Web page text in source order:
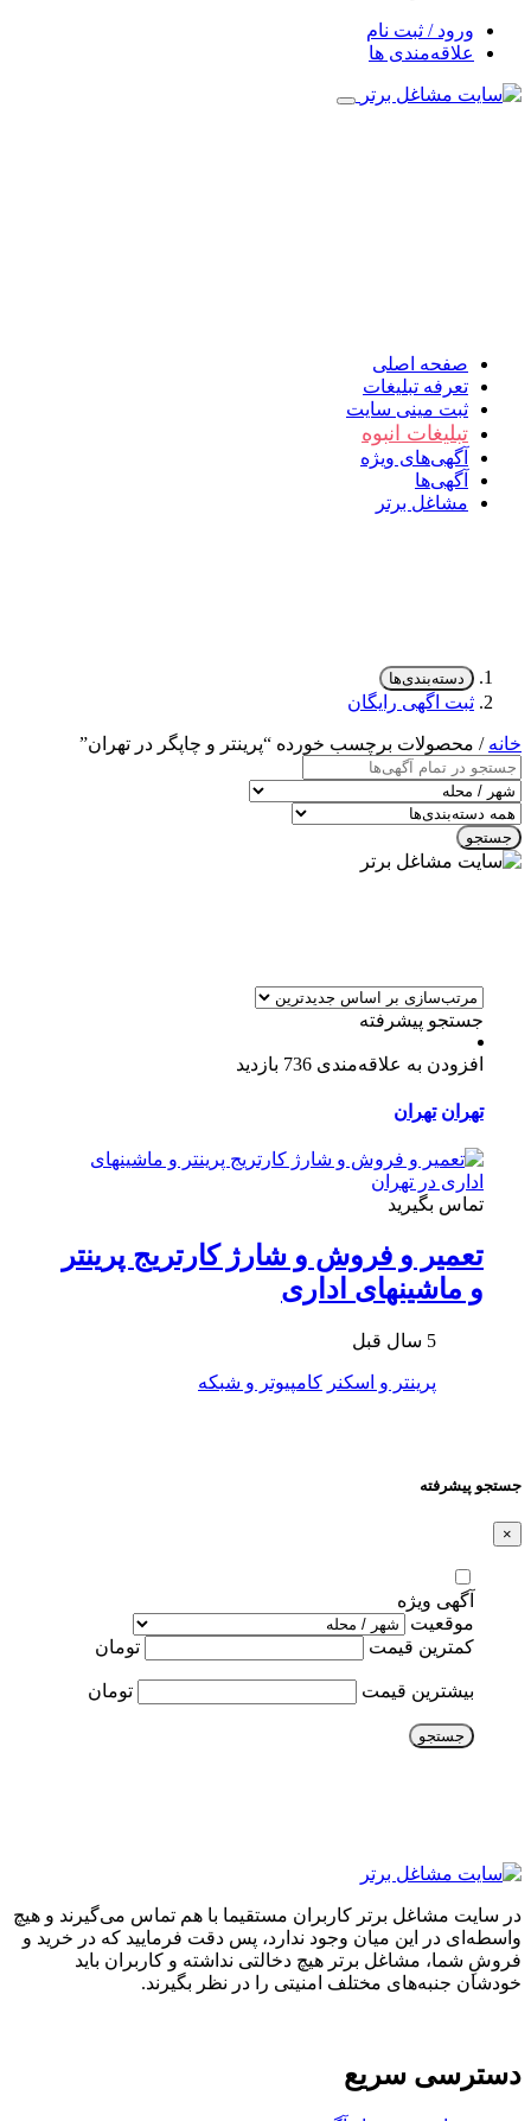
ورود / ثبت نام
علاقه‌مندی ها
صفحه اصلی
تعرفه تبلیغات
ثبت مینی سایت
تبلیغات انبوه
آگهی‌های ویژه
آگهی‌ها
مشاغل برتر
دسته‌بندی‌ها
ثبت اگهی رایگان
خانه / محصولات برچسب خورده “پرینتر و چاپگر در تهران”
جستجو
جستجو پیشرفته
افزودن به علاقه‌مندی 736 بازدید
تهران تهران
تماس بگیرید
تعمیر و فروش و شارژ کارتریج پرینتر
و ماشینهای اداری
5 سال قبل
پرینتر و اسکنر کامپیوتر و شبکه
جستجو پیشرفته
×
آگهی ویژه
موقعیت
کمترین قیمت
تومان
بیشترین قیمت تومان
جستجو
در سایت مشاغل برتر کاربران مستقیما با هم تماس می‌گیرند و هیچ
واسطه‌ای در این میان وجود ندارد، پس دقت فرمایید که در خرید و
فروشِ شما، مشاغل برتر هیچ دخالتی نداشته و کاربران باید
خودشان جنبه‌های مختلف امنیتی را در نظر بگیرند.
دسترسی سریع